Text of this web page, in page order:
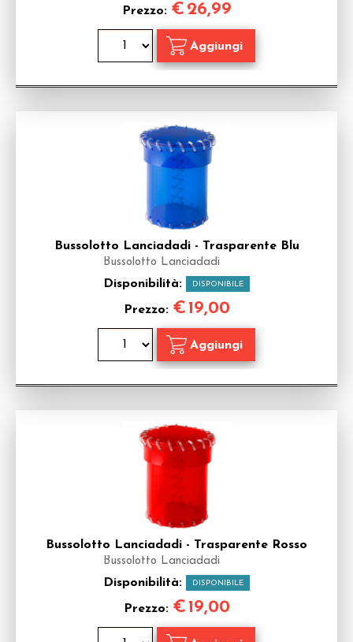
Prezzo: € 26,99
Bussolotto Lanciadadi - Trasparente Blu
Bussolotto Lanciadadi
Disponibilità: DISPONIBILE
Prezzo: €19,00
Bussolotto Lanciadadi - Trasparente Rosso
Bussolotto Lanciadadi
Disponibilità: DISPONIBILE
Prezzo: €19,00